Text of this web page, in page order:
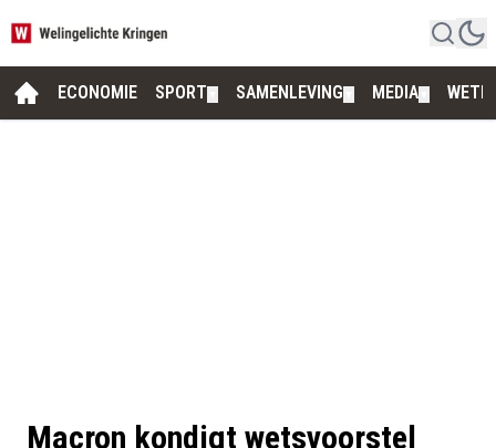
ECONOMIE SPORT SAMENLEVING MEDIA
Macron kondigt wetsvoorstel